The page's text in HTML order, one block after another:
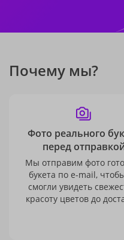
Почему мы?
Фото реального
перед
Мы отправим фото
букета по e-mail,
смогли увидеть
красоту цветов до